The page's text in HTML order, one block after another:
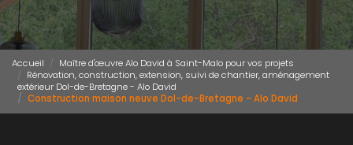
Accueil
Maître d'œuvre Alo David à Saint-Malo pour vos projets
Rénovation, construction, extension, suivi de chantier, aménagement
extérieur Dol-de-Bretagne - Alo David
Construction maison neuve Dol-de-Bretagne - Alo David